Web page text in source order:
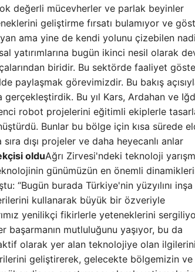
değerli mücevherler ve parlak beyinler
geliştirme fırsatı bulamıyor ve
ama yine de kendi yolunu çizebilen
yatırımlarına bugün ikinci nesil olarak
biridir. Bu sektörde faaliyet
paylaşmak görevimizdir. Bu bakış
gerçekleştirdik. Bu yıl Kars, Ardahan ve
robot projelerini eğitimli ekiplerle
Bunlar bu bölge için kısa sürede
dışı projeler ve daha heyecanlı anlar
olduAğrı Zirvesi'ndeki teknoloji
günümüzün en önemli
“Bugün burada Türkiye'nin yüzyılını inşa
kullanarak büyük bir özveriyle
yenilikçi fikirlerle yeteneklerini
başarmanın mutluluğunu yaşıyor, bu da
olarak yer alan teknolojiye olan
geliştirerek, gelecekte bölgemizin ve